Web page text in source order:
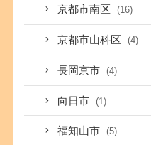
京都市南区 (16)
京都市山科区 (4)
長岡京市 (4)
向日市 (1)
福知山市 (5)